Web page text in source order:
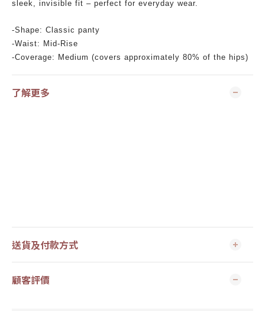
sleek, invisible fit – perfect for everyday wear.
-Shape: Classic panty
-Waist: Mid-Rise
-Coverage: Medium (covers approximately 80% of the hips)
了解更多
送貨及付款方式
顧客評價